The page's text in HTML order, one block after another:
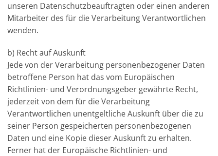
unseren Datenschutzbeauftragten oder einen anderen
Mitarbeiter des für die Verarbeitung Verantwortlichen
wenden.
b) Recht auf Auskunft
Jede von der Verarbeitung personenbezogener Daten
betroffene Person hat das vom Europäischen
Richtlinien- und Verordnungsgeber gewährte Recht,
jederzeit von dem für die Verarbeitung
Verantwortlichen unentgeltliche Auskunft über die zu
seiner Person gespeicherten personenbezogenen
Daten und eine Kopie dieser Auskunft zu erhalten.
Ferner hat der Europäische Richtlinien- und